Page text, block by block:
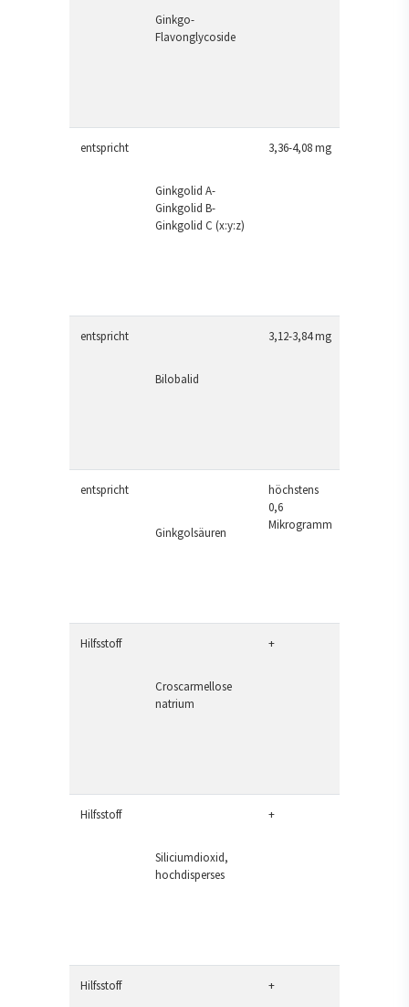
Ginkgo-
Flavonglycoside
entspricht
Ginkgolid A-
Ginkgolid B-
Ginkgolid C (x:y:z)
3,36-4,08 mg
entspricht
Bilobalid
3,12-3,84 mg
entspricht
Ginkgolsäuren
höchstens
0,6
Mikrogramm
Hilfsstoff
Croscarmellose
natrium
+
Hilfsstoff
Siliciumdioxid,
hochdisperses
+
Hilfsstoff +